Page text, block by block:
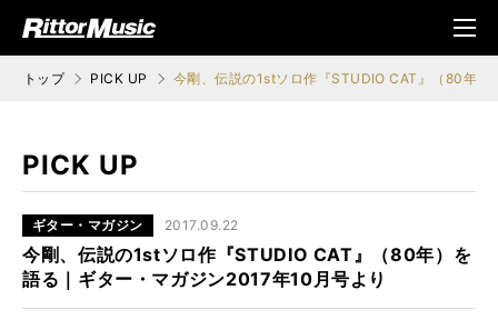
ジック (Rittor Musi
メニ
ュ
トップ PICK UP 今剛、伝説の1stソロ作『STUDIO CAT』（80年
PICK UP
ギター・マガジン 2017.09.22
今剛、伝説の1stソロ作『STUDIO CAT』（80年）を
語る｜ギター・マガジン2017年10月号より